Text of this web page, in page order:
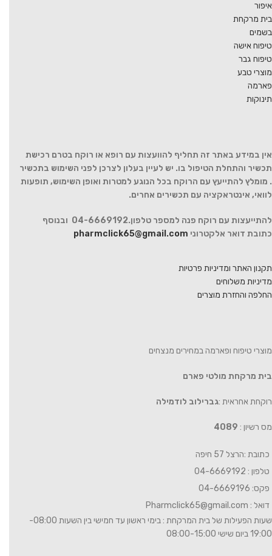
איפור
בית מרקחת
בשמים
טיפוח אישה
טיפוח גבר
מוצרי טבע
פארמה
תינוקות
אין במידע באתר זה תחליף להוועצות עם רופא או רוקח בטרם רכישת
תכשיר והתחלת הטיפול בו. יש לעיין בעלון לצרכן לפני השימוש בתכשיר
. מומלץ להתייעץ עם הרוקח בכל הנוגע למטרות ואופן השימוש, תופעות
לוואי, אינטראקציה עם תכשירים אחרים.
להתייעצות עם רוקח פנה למספר טלפון.04-6669192 ובנוסף
כתובת דואר אלקטרוני pharmclick65@gmail.com
תקנון האתר ומדיניות פרטיות
מדיניות משלוחים
החלפה והחזרת מוצרים
מוצרי טיפוח ופארמה במחירים מנצחים
בית מרקחת מולטי פארם
רוקחת אחראית :גברילוב לודמילה
מס רשיון : 4089
כתובת :הרצל 57 חיפה
טלפון : 04-6669192
פקס: 04-6669196
דואל : Pharmclick65@gmail.com
שעות הפעילות של בית המרקחת : בימי ראשון עד חמישי בין השעות 08:00-
19:00 ביום שישי 08:00-15:00